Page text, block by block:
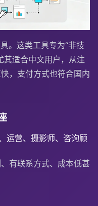
。这类工具专为“非技
其适合中文用户，从注
，支付方式也符合国内
运营、摄影师、咨询顾
有联系方式、成本低甚